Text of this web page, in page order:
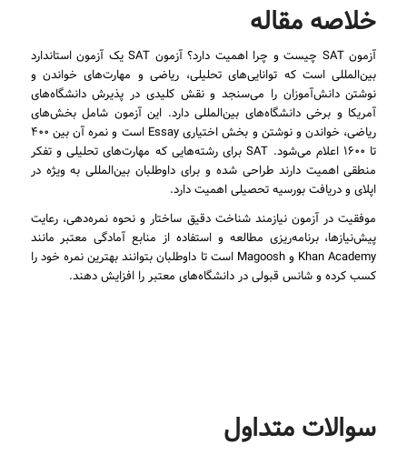
خلاصه مقاله
آزمون SAT چیست و چرا اهمیت دارد؟ آزمون SAT یک آزمون استاندارد
بین‌المللی است که توانایی‌های تحلیلی، ریاضی و مهارت‌های خواندن و
نوشتن دانش‌آموزان را می‌سنجد و نقش کلیدی در پذیرش دانشگاه‌های
آمریکا و برخی دانشگاه‌های بین‌المللی دارد. این آزمون شامل بخش‌های
ریاضی، خواندن و نوشتن و بخش اختیاری Essay است و نمره آن بین ۴۰۰
تا ۱۶۰۰ اعلام می‌شود. SAT برای رشته‌هایی که مهارت‌های تحلیلی و تفکر
منطقی اهمیت دارند طراحی شده و برای داوطلبان بین‌المللی به ویژه در
اپلای و دریافت بورسیه تحصیلی اهمیت دارد.
موفقیت در آزمون نیازمند شناخت دقیق ساختار و نحوه نمره‌دهی، رعایت
پیش‌نیازها، برنامه‌ریزی مطالعه و استفاده از منابع آمادگی معتبر مانند
Khan Academy و Magoosh است تا داوطلبان بتوانند بهترین نمره خود را
کسب کرده و شانس قبولی در دانشگاه‌های معتبر را افزایش دهند.
سوالات متداول